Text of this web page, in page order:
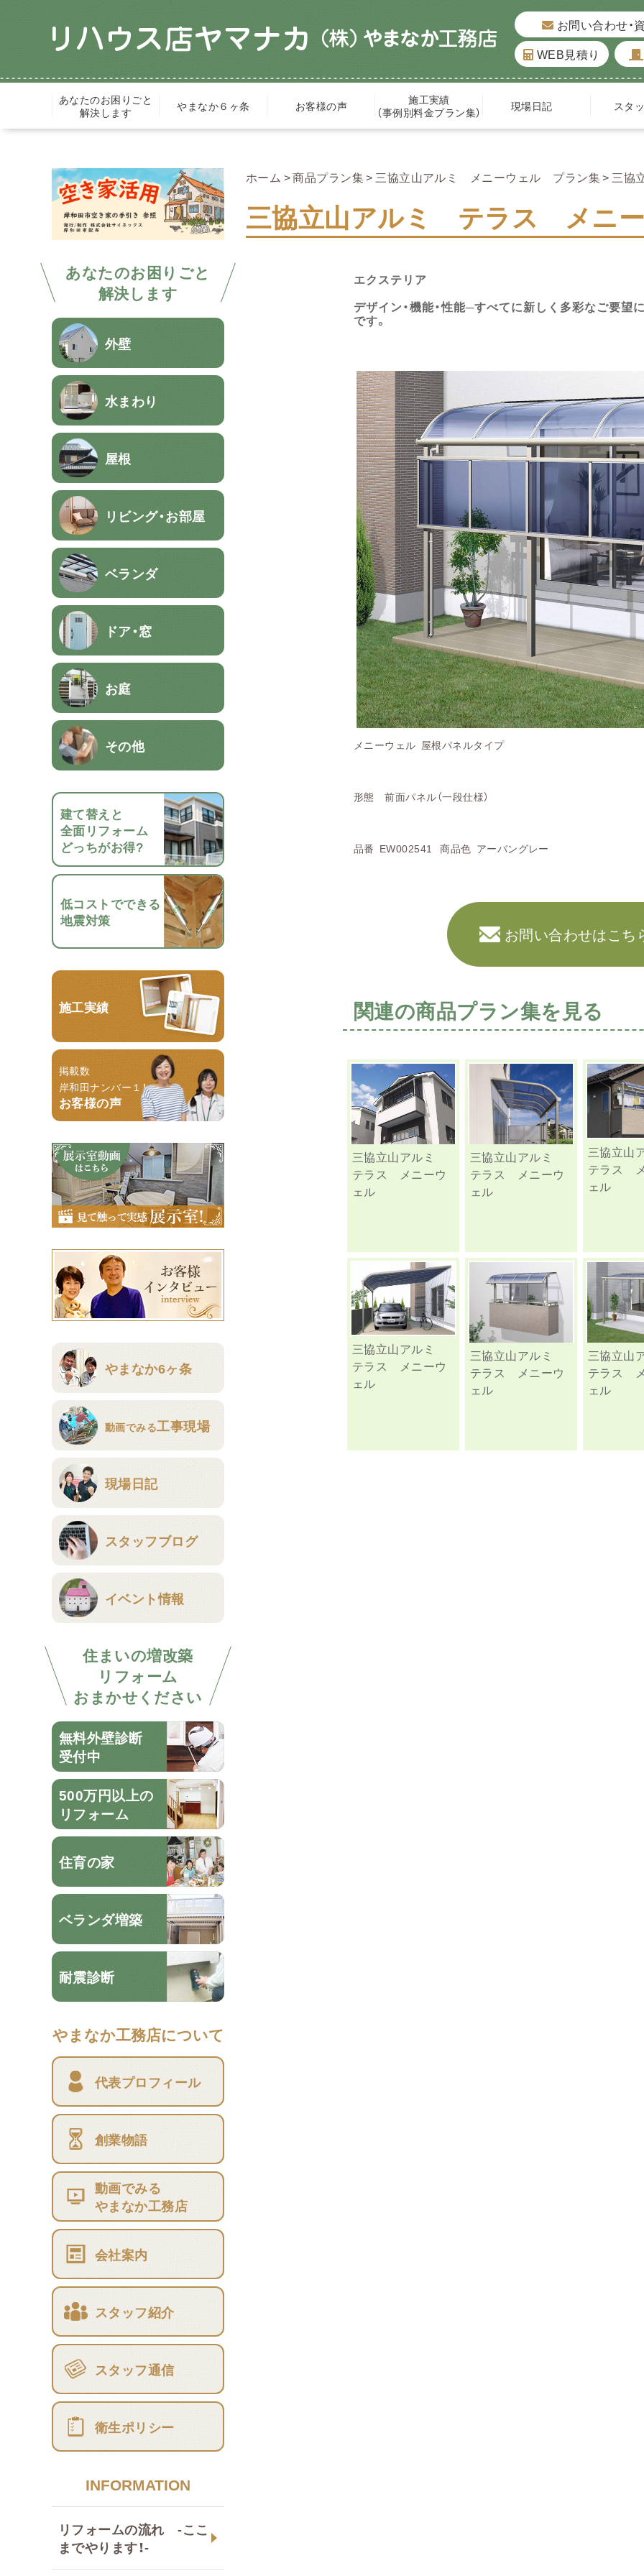
お問い合わせ・
WEB見積り
あなたのお困りごと
解決します
やまなか６ヶ条 お客様の声
施工実績
（事例別料金プラン集）
現場日記 スタ
あなたのお困りごと
解決します
外壁
水まわり
屋根
リビング・お部屋
ベランダ
ドア・窓
お庭
その他
建て替えと
全面リフォーム
どっちがお得?
低コストでできる
地震対策
施工実績
掲載数
岸和田ナンバー１！
お客様の声
やまなか6ヶ条
動画でみる工事現場
現場日記
スタッフブログ
イベント情報
住まいの増改築
リフォーム
おまかせください
無料外壁診断
受付中
500万円以上の
リフォーム
住育の家
ベランダ増築
耐震診断
やまなか工務店について
代表プロフィール
創業物語
動画でみる
やまなか工務店
会社案内
スタッフ紹介
スタッフ通信
衛生ポリシー
INFORMATION
リフォームの流れ -ここ
までやります！-
ホーム 商品プラン集 三協立山アルミ メニーウェル プラン集 三協
三協立山アルミ テラス メニ
エクステリア
デザイン・機能・性能─すべてに新しく多彩なご要望
です。
メニーウェル 屋根パネルタイプ
形態 前面パネル（一段仕様）
品番 EW002541 商品色 アーバングレー
お問い合わせはこち
関連の商品プラン集を見る
三協立山アルミ
テラス メニーウ
ェル
三協立山アルミ
テラス メニーウ
ェル
三協立
テラス
ェル
三協立山アルミ
テラス メニーウ
ェル
三協立山アルミ
テラス メニーウ
ェル
三協立
テラス
ェル